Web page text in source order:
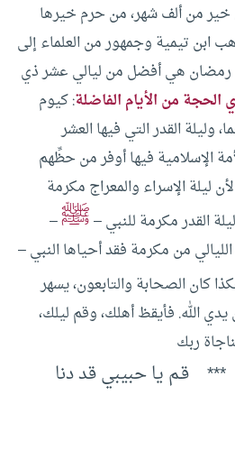
خير من ألف شهر، من حرم خيرها
ابن تيمية وجمهور من العلماء إلى
رمضان هي أفضل من ليالي عشر ذي
من الأيام الفاضلة: كيوم
وليلة القدر التي فيها العشر
الإسلامية فيها أوفر من حظِّهم
ليلة الإسراء والمعراج مكرمة
القدر مكرمة للنبي –ﷺ–
الليالي من مكرمة فقد أحياها النبي –
كان الصحابة والتابعون، يسهر
يدي الله. فأيقظ أهلك، وقم ليلك،
ربك
*** قـم يا حبيبي قد دنا